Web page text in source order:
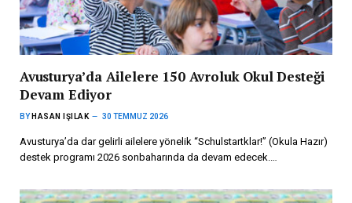
Avusturya’da Ailelere 150 Avroluk Okul Desteği
Devam Ediyor
BY HASAN IŞILAK 30 TEMMUZ 2026
Avusturya’da dar gelirli ailelere yönelik “Schulstartklar!” (Okula Hazır)
destek programı 2026 sonbaharında da devam edecek.…